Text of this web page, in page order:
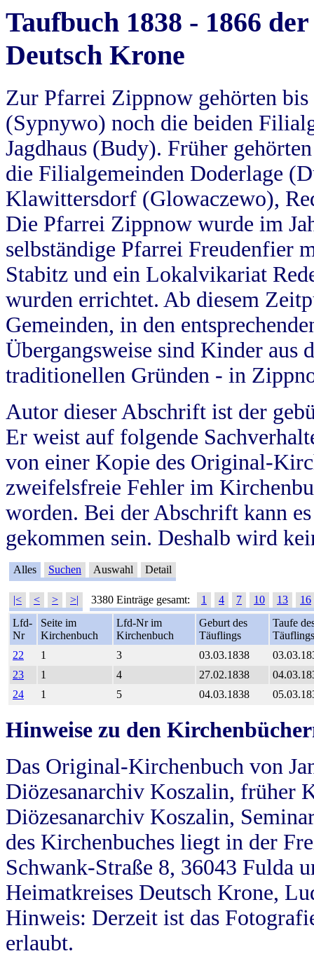
Taufbuch 1838 - 1866
Deutsch Krone
Zur Pfarrei Zippnow gehörten
(Sypnywo) noch die beiden
Jagdhaus (Budy). Früher
die Filialgemeinden Doderlage
Klawittersdorf (Glowaczewo),
Die Pfarrei Zippnow wurde im
selbständige Pfarrei Freudenfier
Stabitz und ein Lokalvikariat
wurden errichtet. Ab diesem
Gemeinden, in den
Übergangsweise sind Kinder aus
traditionellen Gründen - in
Autor dieser Abschrift ist der
Er weist auf folgende
von einer Kopie des Original-
zweifelsfreie Fehler im
worden. Bei der Abschrift kann
gekommen sein. Deshalb wird
Alles Suchen Auswahl Detail
|< < > >| 3380 Einträge gesamt: 1 4 7 10 13
16
Lfd-
Nr
Seite im
Kirchenbuch
Lfd-Nr im
Kirchenbuch
Geburt des
Täuflings
Taufe
Täuflings
22
1 3 03.03.1838
23
1 4 27.02.1838
24
1 5 04.03.1838
Hinweise zu den
Das Original-Kirchenbuch von
Diözesanarchiv Koszalin, früher
Diözesanarchiv Koszalin,
des Kirchenbuches liegt in der
Schwank-Straße 8, 36043 Fulda
Heimatkreises Deutsch Krone,
Hinweis: Derzeit ist das
erlaubt.